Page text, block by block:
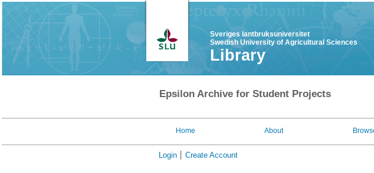
Sveriges lantbruksuniversitet
Swedish University of Agricultural Sciences
Library
Epsilon Archive for Student Projects
Home About
Login Create Account